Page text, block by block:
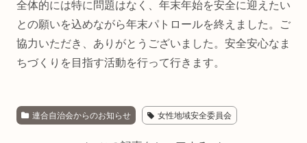
全体的には特に問題はなく、年末年始を安全に迎えたい
との願いを込めながら年末パトロールを終えました。ご
協力いただき、ありがとうございました。安全安心なま
ちづくりを目指す活動を行って行きます。
連合自治会からのお知らせ 女性地域安全委員会